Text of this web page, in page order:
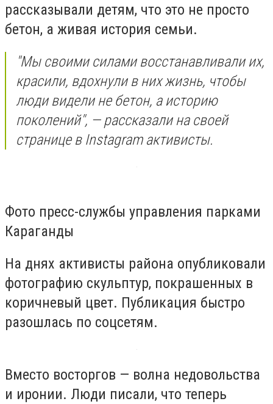
рассказывали детям, что это не просто
бетон, а живая история семьи.
"Мы своими силами восстанавливали их,
красили, вдохнули в них жизнь, чтобы
люди видели не бетон, а историю
поколений", — рассказали на своей
странице в Instagram активисты.
Фото пресс-службы управления парками
Караганды
На днях активисты района опубликовали
фотографию скульптур, покрашенных в
коричневый цвет. Публикация быстро
разошлась по соцсетям.
Вместо восторгов — волна недовольства
и иронии. Люди писали, что теперь